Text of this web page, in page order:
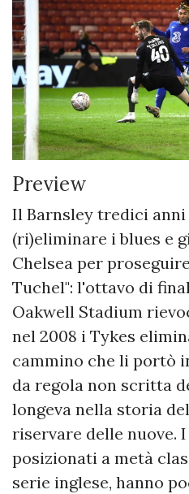
Preview
Il Barnsley tredici
(ri)eliminare i blues e
Chelsea per
Tuchel": l'ottavo di
Oakwell Stadium
nel 2008 i Tykes
cammino che li portò
da regola non scritta
longeva nella storia
riservare delle nuove.
posizionati a metà
serie inglese, hanno